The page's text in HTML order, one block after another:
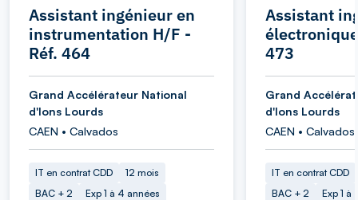
Assistant ingénieur en
instrumentation H/F -
Réf. 464
Grand Accélérateur National
d'Ions Lourds
CAEN • Calvados
IT en contrat CDD
12 mois
BAC + 2
Exp 1 à 4 années
Assistant
473
Grand
d'Ions Lourds
CAEN • Calvados
IT en contrat CDD
BAC + 2
Exp 1 à